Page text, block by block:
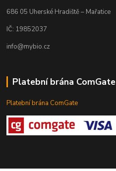
686 05 Uherské Hradiště – Mařatice
IČ: 19852037
info@mybio.cz
Platební brána ComGate
Platební brána ComGate